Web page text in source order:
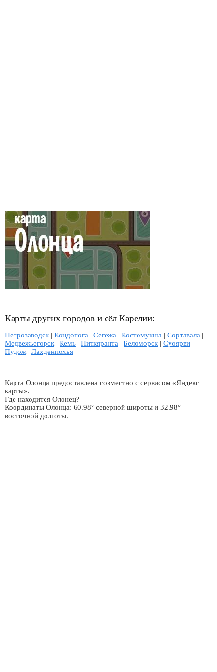
Карты других городов и сёл Карелии:
Петрозаводск| Кондопога | Сегежа | Костомукша | Сортавала |
Медвежьегорск| Кемь | Питкяранта | Беломорск| Суоярви |
Пудож| Лахденпохья
Карта Олонца предоставлена совместно с сервисом «Яндекс
карты».
Где находится Олонец?
Координаты Олонца: 60.98° северной широты и 32.98°
восточной долготы.